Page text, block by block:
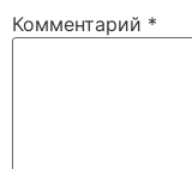
Комментарий *